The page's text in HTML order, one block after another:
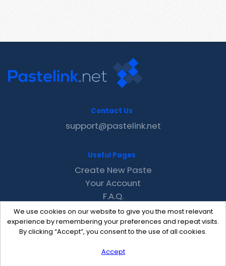
We use cookies on our website to give you the most relevant
experience by remembering your preferences and repeat visits.
By clicking “Accept”, you consent to the use of all cookies.
Accept
Contact Us
support@pastelink.net
Useful Pages
Create New Paste
Your Account
F.A.Q.
Recent
Contact